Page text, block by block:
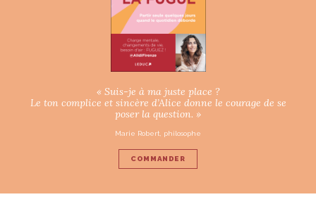
« Suis-je à ma juste place ?
Le ton complice et sincère d’Alice donne le courage de se
poser la question. »
Marie Robert, philosophe
COMMANDER